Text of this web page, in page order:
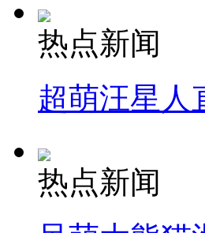
热点新闻
超萌汪星人
热点新闻